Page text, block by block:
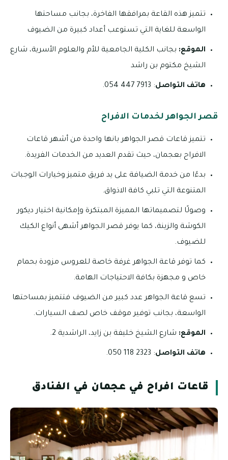
تتميز هذه القاعة بمرافقها الفاخرة، بجانب مساحتها
الواسعة للغاية التي تستوعب أعداد كبيرة من الضيوف
الموقع: بجانب الكلية الجامعية للأم والعلوم الأسرية، شارع
الشيخ مكتوم بن راشد‎
هاتف التواصل: 7913 447 054.
قصر الجواهر لخدمات الافراح
تتميز قاعات قصر الجواهر بانها واحدة من أشهر قاعات
الافراح بعجمان، حيث تقدم العديد من الخدمات الفريدة.
بدءًا من خدمة الضيافة على يد فريق متميز وخيارات الوجبات
المتنوعة التي تلبي كافة الاذواق.
وصولًا لتصميماتها المميزة المبتكرة وإمكانية اختيار ديكور
الكوشة والزينة، كما يوفر قصر الجواهر أشهى أنواع الكيك
للضيوف.
كما توفر قاعة الجواهر غرفة خاصة للعروس مزودة بحمام
خاص و مجهزة بكافة الاحتياجات الهامة.
تسع قاعة الجواهر عدد كبير من الضيوف فتتميز بمساحتها
الواسعة، بجانب توفير موقف خاص لصف السيارات.
الموقع: شارع الشيخ خليفة بن زايد، الراشدية 2.
هاتف التواصل: 2323 118 050.
قاعات افراح في عجمان في الفنادق